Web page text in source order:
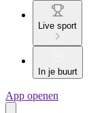
Live sport
In je buurt
App openen